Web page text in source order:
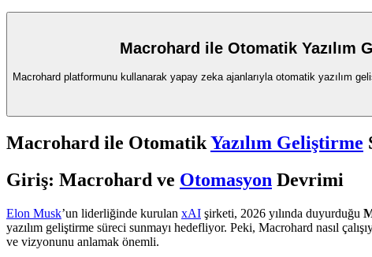
Macrohard ile Otomatik Yazılım
Macrohard platformunu kullanarak yapay zeka ajanlarıyla otomatik yazılım
Macrohard ile OtomatikYazılım Geliştirme
Giriş: Macrohard ve Otomasyon Devrimi
Elon Musk’un liderliğinde kurulan xAI şirketi, 2026 yılında duyurduğu
yazılım geliştirme süreci sunmayı hedefliyor. Peki, Macrohard nasıl
ve vizyonunu anlamak önemli.